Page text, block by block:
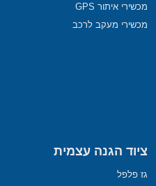
מכשירי איתור GPS
מכשירי מעקב לרכב
ציוד הגנה עצמית
גז פלפל